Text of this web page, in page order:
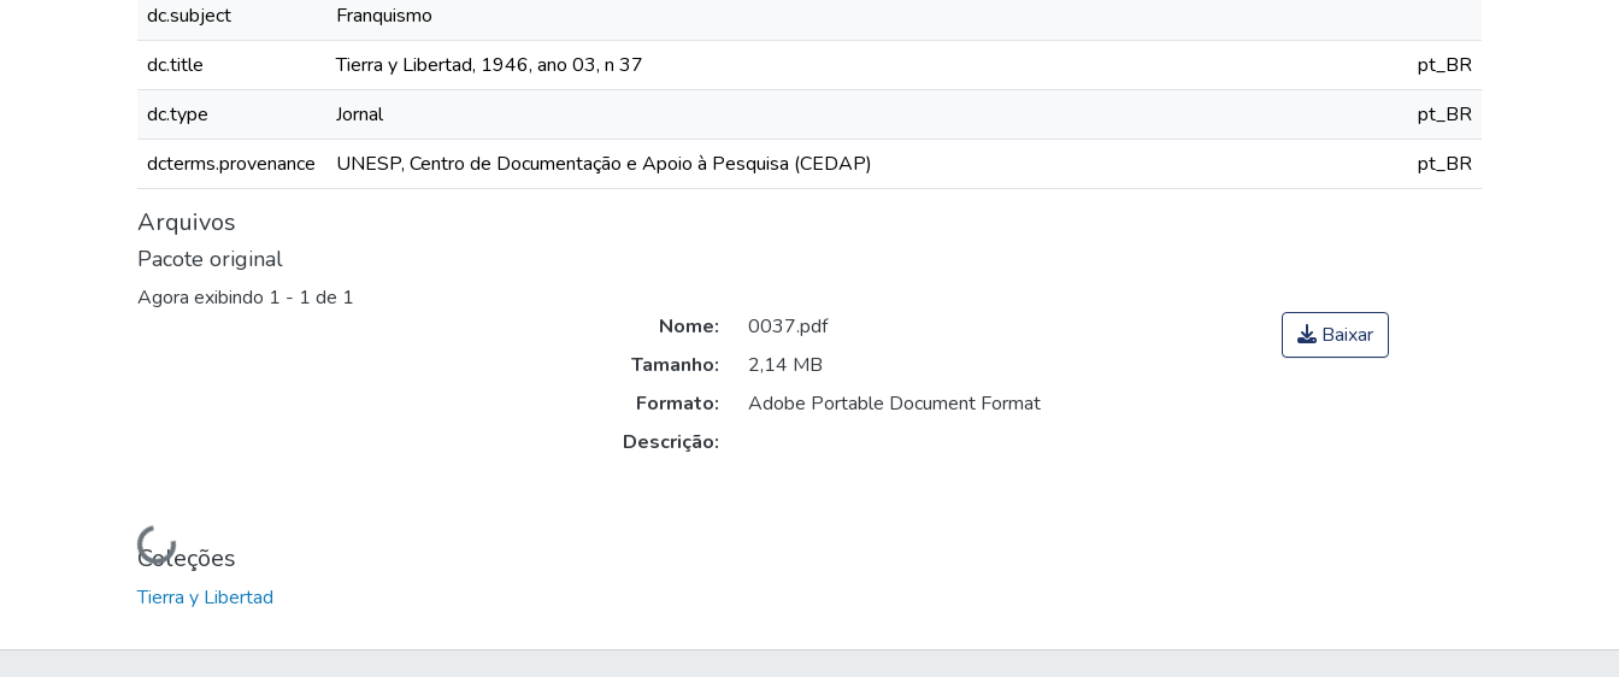
dc.subject
Franquismo
dc.title
Tierra y Libertad, 1946, ano 03, n 37
pt_BR
dc.type
Jornal
pt_BR
dcterms.provenance
UNESP, Centro de Documentação e Apoio à Pesquisa (CEDAP) pt_BR
Arquivos
Pacote original
Agora exibindo 1 - 1 de 1
Carregando...
Nome:
0037.pdf
Tamanho:
2,14 MB
Formato:
Adobe Portable Document Format
Descrição:
Baixar
Coleções
Tierra y Libertad